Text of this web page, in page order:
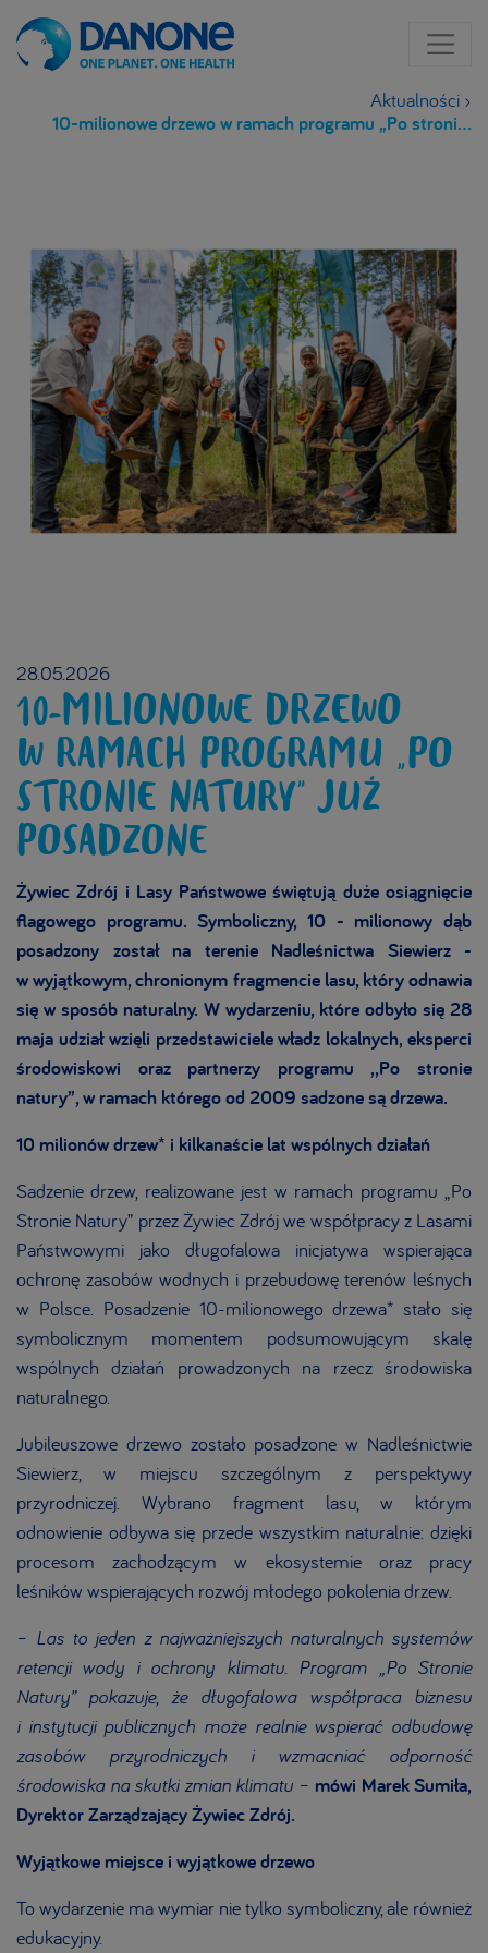
Aktualności ›
10-milionowe drzewo w ramach programu „Po stronie natury” już posadzone
28.05.2026
10-MILIONOWE DRZEWO
W RAMACH PROGRAMU „PO
STRONIE NATURY” JUŻ
POSADZONE
Żywiec Zdrój i Lasy Państwowe świętują duże osiągnięcie
flagowego programu. Symboliczny, 10 - milionowy dąb
posadzony został na terenie Nadleśnictwa Siewierz -
w wyjątkowym, chronionym fragmencie lasu, który odnawia
się w sposób naturalny. W wydarzeniu, które odbyło się 28
maja udział wzięli przedstawiciele władz lokalnych, eksperci
środowiskowi oraz partnerzy programu ,,Po stronie
natury”, w ramach którego od 2009 sadzone są drzewa.
10 milionów drzew* i kilkanaście lat wspólnych działań
Sadzenie drzew, realizowane jest w ramach programu „Po
Stronie Natury” przez Żywiec Zdrój we współpracy z Lasami
Państwowymi jako długofalowa inicjatywa wspierająca
ochronę zasobów wodnych i przebudowę terenów leśnych
w Polsce. Posadzenie 10-milionowego drzewa* stało się
symbolicznym momentem podsumowującym skalę
wspólnych działań prowadzonych na rzecz środowiska
naturalnego.
Jubileuszowe drzewo zostało posadzone w Nadleśnictwie
Siewierz, w miejscu szczególnym z perspektywy
przyrodniczej. Wybrano fragment lasu, w którym
odnowienie odbywa się przede wszystkim naturalnie: dzięki
procesom zachodzącym w ekosystemie oraz pracy
leśników wspierających rozwój młodego pokolenia drzew.
– Las to jeden z najważniejszych naturalnych systemów
retencji wody i ochrony klimatu. Program „Po Stronie
Natury” pokazuje, że długofalowa współpraca biznesu
i instytucji publicznych może realnie wspierać odbudowę
zasobów przyrodniczych i wzmacniać odporność
środowiska na skutki zmian klimatu – mówi Marek Sumiła,
Dyrektor Zarządzający Żywiec Zdrój.
Wyjątkowe miejsce i wyjątkowe drzewo
To wydarzenie ma wymiar nie tylko symboliczny, ale również
edukacyjny.